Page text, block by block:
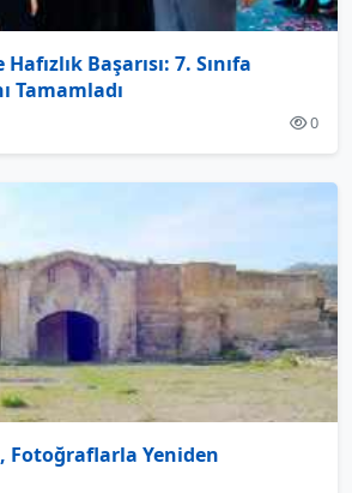
Başarısı: 7. Sınıfa
Tamamladı
0
Fotoğraflarla Yeniden